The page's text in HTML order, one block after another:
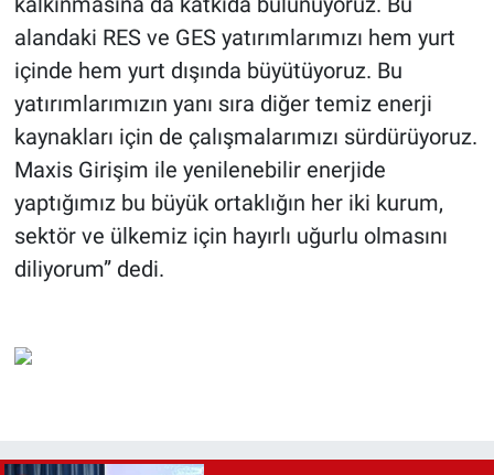
alandaki RES ve GES yatırımlarımızı hem yurt
içinde hem yurt dışında büyütüyoruz. Bu
yatırımlarımızın yanı sıra diğer temiz enerji
kaynakları için de çalışmalarımızı sürdürüyoruz.
Maxis Girişim ile yenilenebilir enerjide
yaptığımız bu büyük ortaklığın her iki kurum,
sektör ve ülkemiz için hayırlı uğurlu olmasını
diliyorum” dedi.